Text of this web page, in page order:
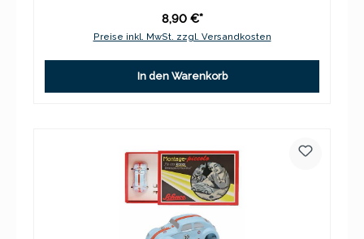
8,90 €*
Preise inkl. MwSt. zzgl. Versandkosten
In den Warenkorb